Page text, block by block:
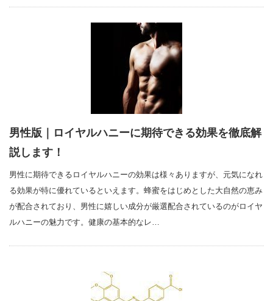
男性版｜ロイヤルハニーに期待できる効果を徹底解
説します！
男性に期待できるロイヤルハニーの効果は様々ありますが、元気になれ
る効果が特に優れているといえます。蜂蜜をはじめとした大自然の恵み
が配合されており、男性に嬉しい成分が厳選配合されているのがロイヤ
ルハニーの魅力です。健康の基本的なレ…